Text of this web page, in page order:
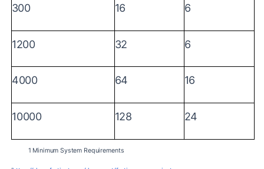
300 16 6
1200 32 6
4000 64 16
10000 128 24
1 Minimum System Requirements